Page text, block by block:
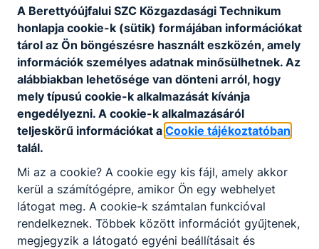
szakmai tartalmának leírását, valamint a
részszakmák ajánlott szakmai tartalmát. A PTT a
szakmai oktatás kötelező foglalkozásainak
összesített számát tekintve kötelező érvényű,
illetve ajánlásként szolgál a szakképző
intézmények szakmai programjának
kidolgozásához.
Informatika és távközlés
Informatikai rendszer- és alkalmazás-
üzemeltető technikus
A Berettyóújfalui SZC Közgazdasági Technikum
honlapja cookie-k (sütik) formájában információkat
tárol az Ön böngészésre használt eszközén, amely
információk személyes adatnak minősülhetnek. Az
alábbiakban lehetősége van dönteni arról, hogy
mely típusú cookie-k alkalmazását kívánja
engedélyezni. A cookie-k alkalmazásáról
teljeskörű információkat a Cookie tájékoztatóban
talál.
Mi az a cookie? A cookie egy kis fájl, amely akkor
kerül a számítógépre, amikor Ön egy webhelyet
látogat meg. A cookie-k számtalan funkcióval
rendelkeznek. Többek között információt gyűjtenek,
megjegyzik a látogató egyéni beállításait és